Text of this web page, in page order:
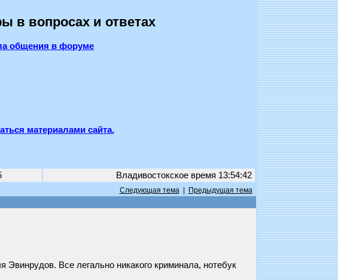
в вопросах и ответах
общения в форуме
материалами сайта.
Владивостокское время 13:54:42
Следующая тема|
Предыдущая тема
Все легально никакого криминала, нотебук